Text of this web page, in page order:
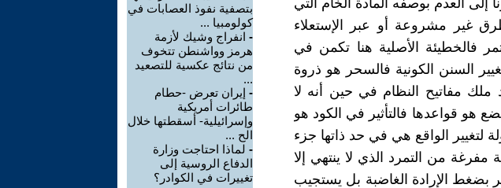
إلى العدم بوصفه المادة الخام التي
غير مشروعة أو عبر الإستعلاء
فالخطيئة الأصلية هنا تكمن في
السنن الكونية فالسحر هو ذروة
ملك مفاتيح النظام في حين أنه لا
قواعدها فالتأثير في الكود هو
الواقع هي في حد ذاتها جزء
من التمرد الذي لا ينتهي إلا
بضغط الإرادة الغاضبة بل يستجيب
بتصفية نفوذ العصابات في
كولومبيا ...
- انفراج وشيك لأزمة
هرمز وواشنطن تتخوف
من نتائج عكسية للتصعيد
...
- إيران تعرض -حطام
طائرات أمريكية
وإسرائيلية- أسقطتها خلال
الح ...
- لماذا احتاجت وزارة
الدفاع الروسية إلى
تغييرات في الكوادر؟